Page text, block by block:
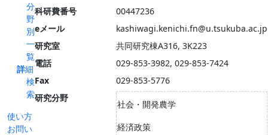
分
野
別
一
覧
詳細
検
索
使い方
お問い
科研費番号
00447236
eメール
kashiwagi.kenichi.fn@u.tsukuba.ac.jp
研究室
共同研究棟A316, 3K223
電話
029-853-3982, 029-853-7424
Fax
029-853-5776
研究分野
社会・開発農学
経済政策